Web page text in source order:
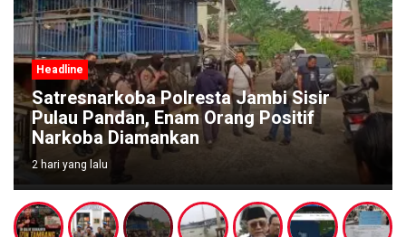
Headline
Satresnarkoba Polresta Jambi Sisir
Pulau Pandan, Enam Orang Positif
Narkoba Diamankan
2 hari yang lalu